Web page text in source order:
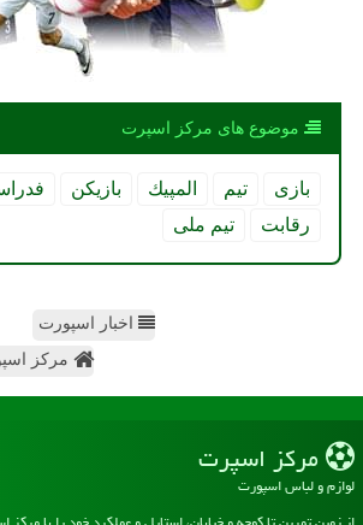
موضوع های مركز اسپرت
بازی تیم المپیك بازیكن
رقابت
تیم ملی
اخبار اسپورت
مرکز
مركز اسپرت
لوازم و لباس اسپورت